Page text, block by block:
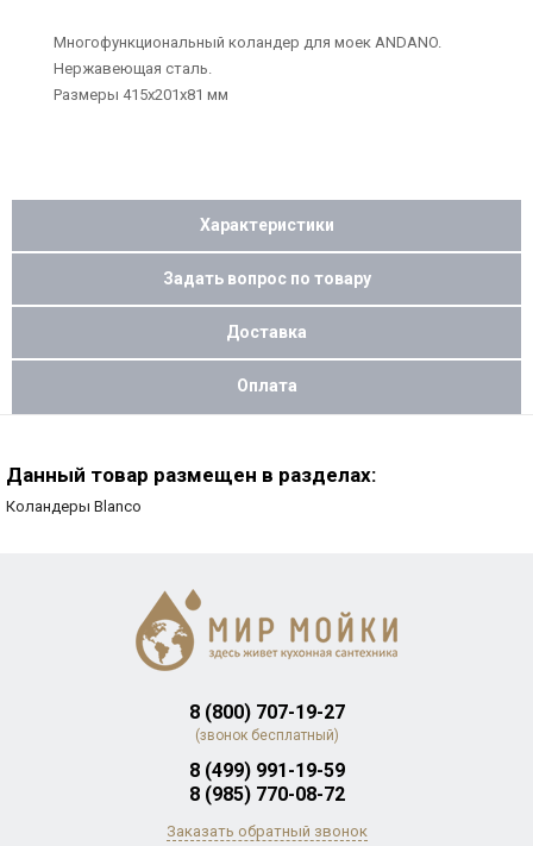
Многофункциональный коландер для моек ANDANO.
Нержавеющая сталь.
Размеры 415х201х81 мм
Характеристики
Задать вопрос по товару
Доставка
Оплата
Данный товар размещен в разделах:
Коландеры Blanco
8 (800) 707-19-27
(звонок бесплатный)
8 (499) 991-19-59
8 (985) 770-08-72
Заказать обратный звонок